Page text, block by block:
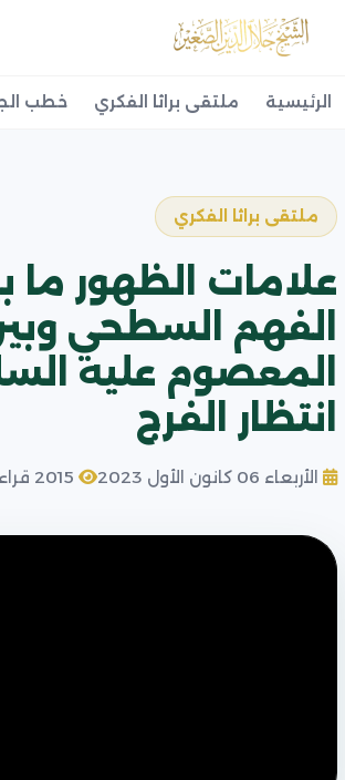
الرئيسية ملتقى براثا الفكري خطب
ملتقى براثا الفكري
علامات الظهور ما
الفهم السطحي
المعصوم عليه
انتظار الفرج
الأربعاء 06 كانون الأول 2023